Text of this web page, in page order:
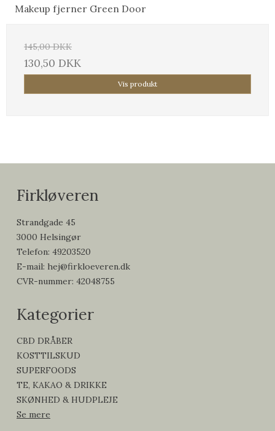
Makeup fjerner Green Door
145,00 DKK
130,50 DKK
Vis produkt
Firkløveren
Strandgade 45
3000 Helsingør
Telefon: 49203520
E-mail: hej@firkloeveren.dk
CVR-nummer: 42048755
Kategorier
CBD DRÅBER
KOSTTILSKUD
SUPERFOODS
TE, KAKAO & DRIKKE
SKØNHED & HUDPLEJE
Se mere